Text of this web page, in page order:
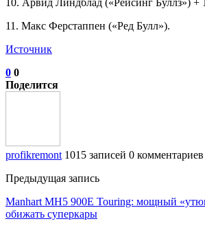
11. Макс Ферстаппен («Ред Булл»).
Источник
0 0
Поделится
profikremont 1015 записей 0 комментариев
Предыдущая запись
Manhart MH5 900E Touring: мощный
обижать суперкары